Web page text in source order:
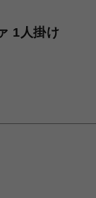
1人掛け